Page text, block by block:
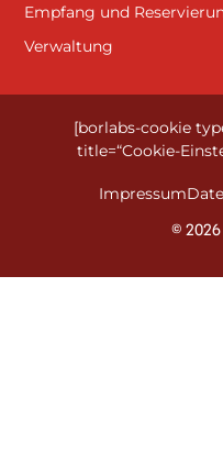
Empfang und
Verwaltung
[borlabs-cookie
title=“Cookie-
Impressum
©